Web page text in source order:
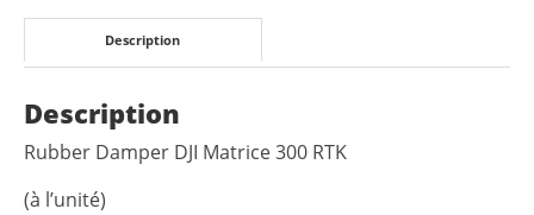
Description
Description
Rubber Damper DJI Matrice 300 RTK
(à l’unité)